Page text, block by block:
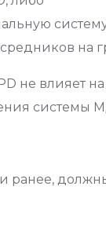
на
не влияет
системы
ранее,